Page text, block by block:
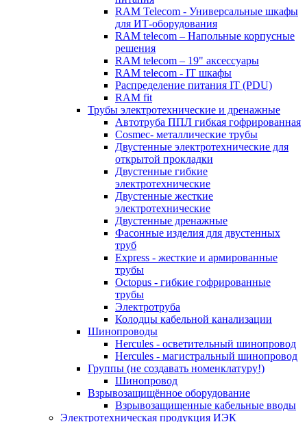
RAM Telecom - Универсальные шкафы
для ИТ-оборудования
RAM telecom – Напольные корпусные
решения
RAM telecom – 19" аксессуары
RAM telecom - IT шкафы
Распределение питания IT (PDU)
RAM fit
Трубы электротехнические и дренажные
Автотруба ППЛ гибкая гофрированная
Cosmec- металлические трубы
Двустенные электротехнические для
открытой прокладки
Двустенные гибкие
электротехнические
Двустенные жесткие
электротехнические
Двустенные дренажные
Фасонные изделия для двустенных
труб
Express - жесткие и армированные
трубы
Octopus - гибкие гофрированные
трубы
Электротруба
Колодцы кабельной канализации
Шинопроводы
Hercules - осветительный шинопровод
Hercules - магистральный шинопровод
Группы (не создавать номенклатуру!)
Шинопровод
Взрывозащищённое оборудование
Взрывозащищенные кабельные вводы
Электротехническая продукция ИЭК